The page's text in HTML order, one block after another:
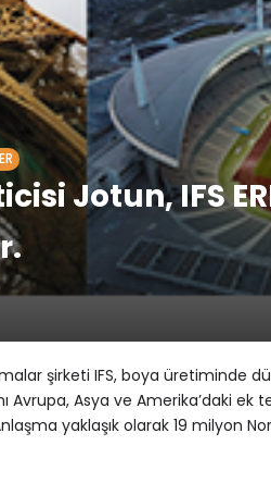
Jotun, IFS
şirketi IFS, boya üretiminde
Avrupa, Asya ve Amerika’daki ek
yaklaşık olarak 19 milyon